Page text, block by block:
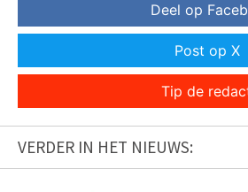
Deel op
Post op X
Tip de
VERDER IN HET NIEUWS: